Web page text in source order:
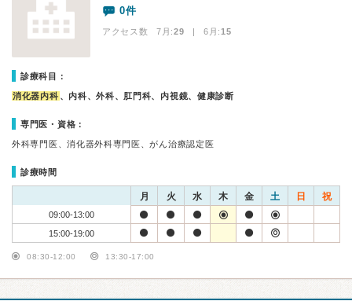
0件
アクセス数 7月:29 | 6月:15
診療科目：
消化器内科 、内科、外科、肛門科、内視鏡、健康診断
専門医・資格：
外科専門医、消化器外科専門医、がん治療認定医
診療時間
月 火 水 木 金 土 日 祝
09:00-13:00
15:00-19:00
08:30-12:00 13:30-17:00